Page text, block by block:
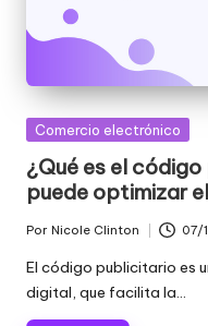
Publicada
Comercio electrónico
¿Qué es el
puede optimizar
por
Por Nicole Clinton 07/
El código publicitario es
digital, que facilita la...